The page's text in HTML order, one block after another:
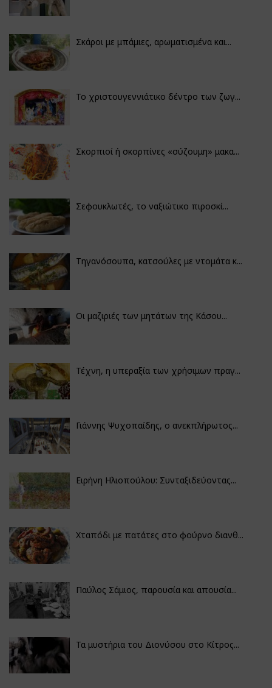
Σκάροι με μπάμιες, αρωματισμένα και...
Το χριστουγεννιάτικο δέντρο των ζωγ...
Σκορπιοί ή σκορπίνες «σύζουμη» μακα...
Σεφουκλωτές, το ναξιώτικο πιροσκί...
Τηγανόσουπα, κατσούλες με ντομάτα κ...
Οι μαζιριές των μητάτων της Κάσου...
Τέχνη, η υπεραξία των χρήσιμων πραγ...
Γιάννης Ψυχοπαίδης, ο ανεκπλήρωτος...
Ειρήνη Ηλιοπούλου: Συνταξιδεύοντας...
Χταπόδι με πατάτες στο φούρνο διανθ...
Παύλος Σάμιος, παρουσία και απουσία...
Τα μυστήρια του Διονύσου στο Κίτρος...